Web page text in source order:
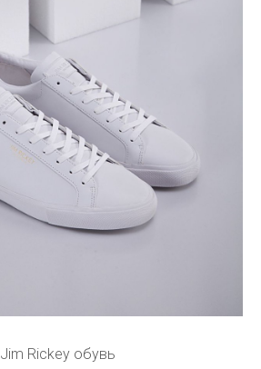
Jim Rickey обувь